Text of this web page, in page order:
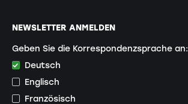
NEWSLETTER ANMELDEN
Geben Sie die Korrespondenzsprache an:
Deutsch
Englisch
Französisch